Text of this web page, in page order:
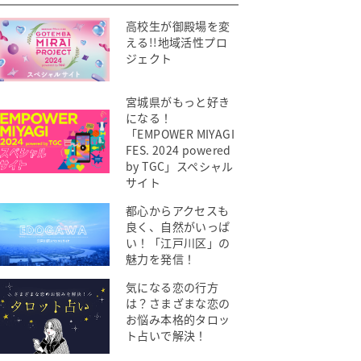
高校生が御殿場を変
える!!地域活性プロ
ジェクト
宮城県がもっと好き
になる！
「EMPOWER MIYAGI
FES. 2024 powered
by TGC」スペシャル
サイト
都心からアクセスも
良く、自然がいっぱ
い！「江戸川区」の
魅力を発信！
気になる恋の行方
は？さまざまな恋の
お悩み本格的タロッ
ト占いで解決！